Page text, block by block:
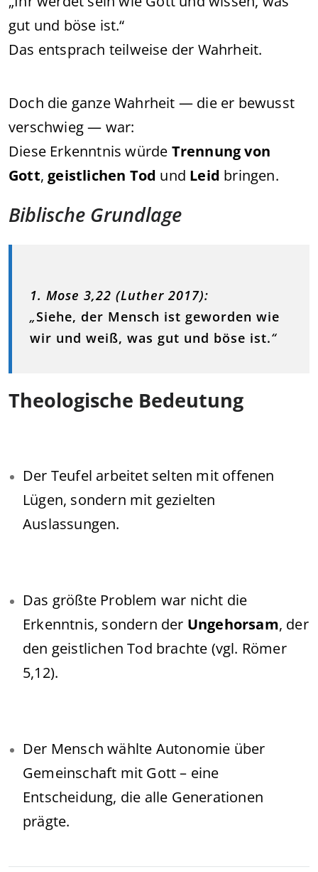
gut und böse ist.“
Das entsprach teilweise der Wahrheit.
Doch die ganze Wahrheit — die er bewusst
verschwieg — war:
Diese Erkenntnis würde Trennung von
Gott, geistlichen Tod und Leid bringen.
Biblische Grundlage
1. Mose 3,22 (Luther 2017):
„Siehe, der Mensch ist geworden wie
wir und weiß, was gut und böse ist.“
Theologische Bedeutung
Der Teufel arbeitet selten mit offenen
Lügen, sondern mit gezielten
Auslassungen.
Das größte Problem war nicht die
Erkenntnis, sondern der Ungehorsam, der
den geistlichen Tod brachte (vgl. Römer
5,12).
Der Mensch wählte Autonomie über
Gemeinschaft mit Gott – eine
Entscheidung, die alle Generationen
prägte.